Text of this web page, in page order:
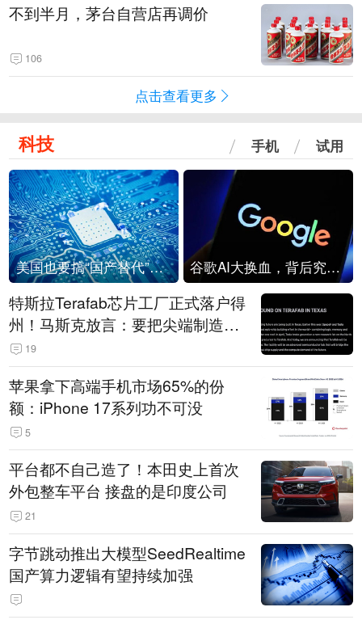
不到半月，茅台自营店再调价
106
点击查看更多
科技 手机 试用
美国也要搞“国产替代”？先算清三笔账 谷歌AI大换血，背后究竟发生了什么？
特斯拉Terafab芯片工厂正式落户得
州！马斯克放言：要把尖端制造带
回美国
19
苹果拿下高端手机市场65%的份
额：iPhone 17系列功不可没
5
平台都不自己造了！本田史上首次
外包整车平台 接盘的是印度公司
21
字节跳动推出大模型SeedRealtime
国产算力逻辑有望持续加强